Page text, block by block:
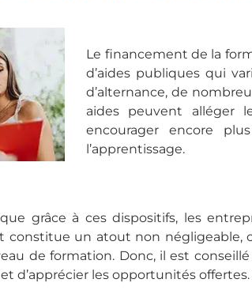
Le financement de la
d’aides publiques qui
d’alternance, de
aides peuvent alléger
encourager encore
l’apprentissage.
grâce à ces dispositifs, les
constitue un atout non
de formation. Donc, il est
d’apprécier les opportunités offertes.